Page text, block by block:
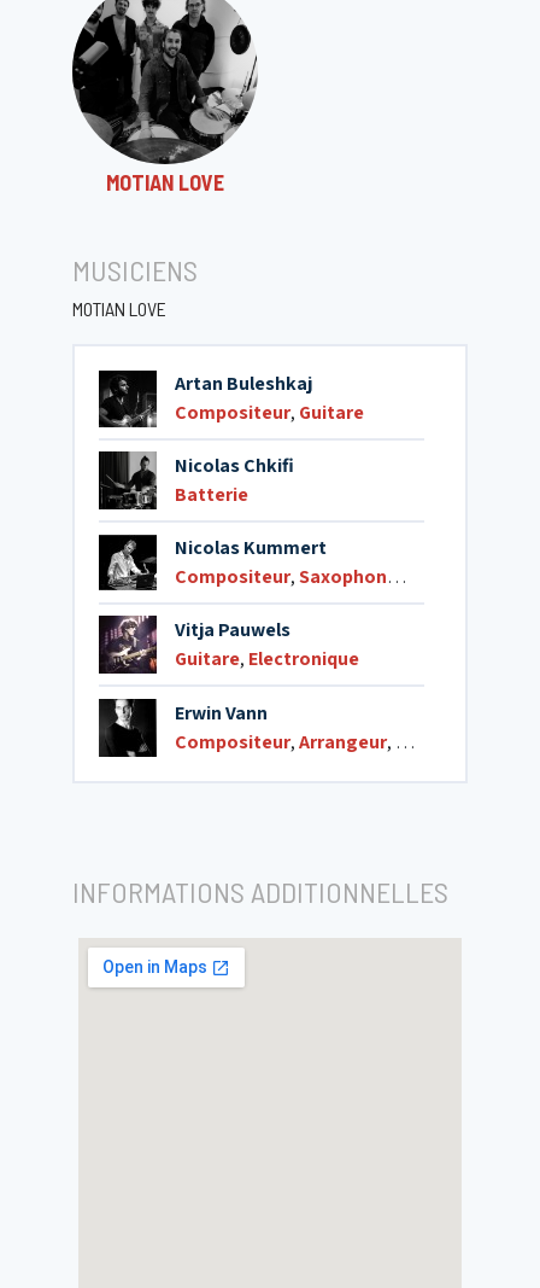
MOTIAN LOVE
MUSICIENS
MOTIAN LOVE
Artan Buleshkaj
Compositeur, Guitare
Nicolas Chkifi
Batterie
Nicolas Kummert
Compositeur,Saxophone ténor
Vitja Pauwels
Guitare, Electronique
Erwin Vann
Compositeur,Arrangeur, Saxophone
INFORMATIONS ADDITIONNELLES